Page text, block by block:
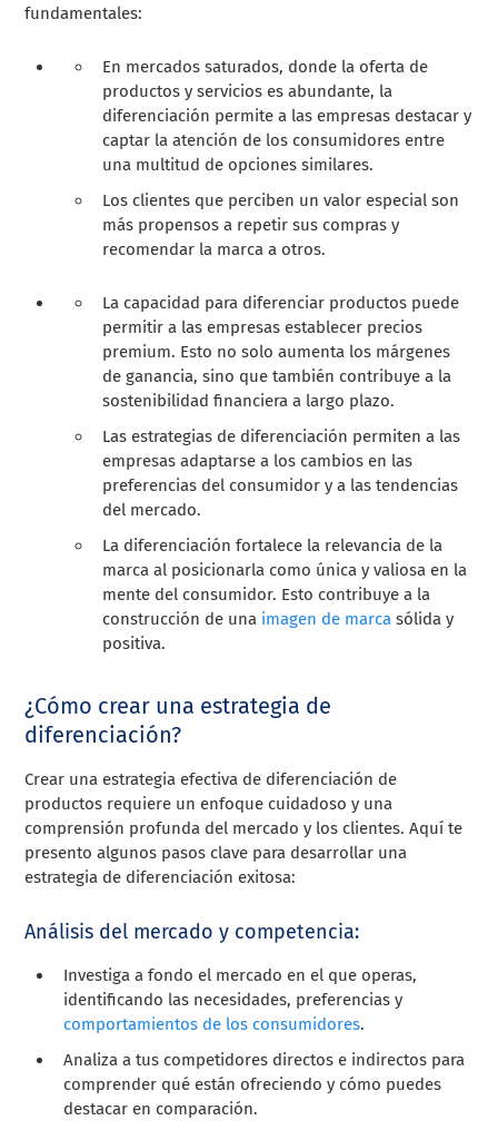
fundamentales:
En mercados saturados, donde la oferta de
productos y servicios es abundante, la
diferenciación permite a las empresas destacar y
captar la atención de los consumidores entre
una multitud de opciones similares.
Los clientes que perciben un valor especial son
más propensos a repetir sus compras y
recomendar la marca a otros.
La capacidad para diferenciar productos puede
permitir a las empresas establecer precios
premium. Esto no solo aumenta los márgenes
de ganancia, sino que también contribuye a la
sostenibilidad financiera a largo plazo.
Las estrategias de diferenciación permiten a las
empresas adaptarse a los cambios en las
preferencias del consumidor y a las tendencias
del mercado.
La diferenciación fortalece la relevancia de la
marca al posicionarla como única y valiosa en la
mente del consumidor. Esto contribuye a la
construcción de una imagen de marca sólida y
positiva.
¿Cómo crear una estrategia de
diferenciación?
Crear una estrategia efectiva de diferenciación de
productos requiere un enfoque cuidadoso y una
comprensión profunda del mercado y los clientes. Aquí te
presento algunos pasos clave para desarrollar una
estrategia de diferenciación exitosa:
Análisis del mercado y competencia:
Investiga a fondo el mercado en el que operas,
identificando las necesidades, preferencias y
comportamientos de los consumidores.
Analiza a tus competidores directos e indirectos para
comprender qué están ofreciendo y cómo puedes
destacar en comparación.